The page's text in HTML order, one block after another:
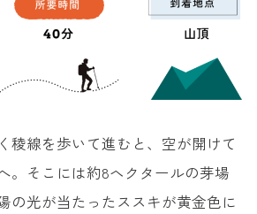
稜線を歩いて進むと、空が開けて
。そこには約8ヘクタールの芽場
の光が当たったススキが黄金色に